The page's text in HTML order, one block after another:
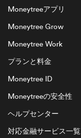
Moneytreeアプリ
Moneytree Grow
Moneytree Work
プランと料金
Moneytree ID
Moneytreeの安全性
ヘルプセンター
対応金融サービス一覧